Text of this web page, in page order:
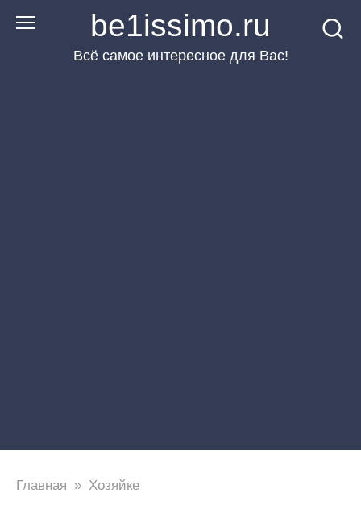
Перейти
be1issimo.ru
Всё самое интересное для Вас!
Главная » Хозяйке